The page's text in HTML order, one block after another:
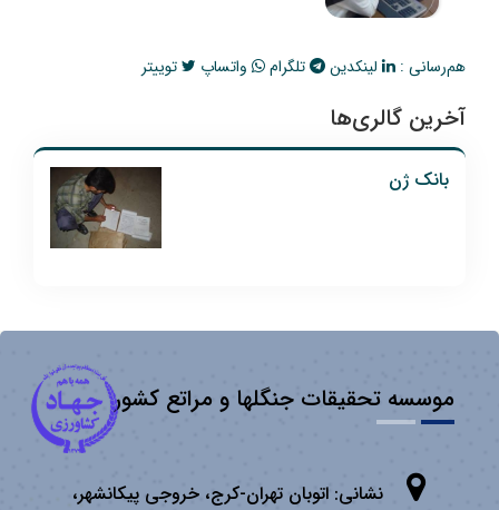
هم‌رسانی : لینکدین تلگرام واتساپ توییتر
آخرین گالری‌ها
بانک ژن
موسسه تحقیقات جنگلها و مراتع کشور
نشانی: اتوبان تهران­-كرج، خروجی پیكانشهر،